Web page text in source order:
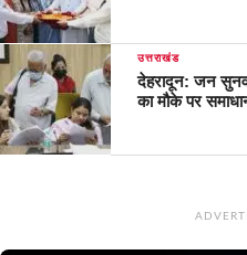
उत्तराखंड
देहरादून: जन
का मौके पर